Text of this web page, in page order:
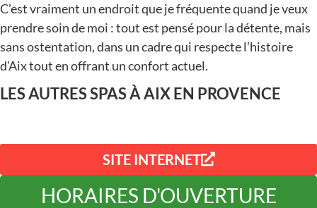
C’est vraiment un endroit que je fréquente quand je veux
prendre soin de moi : tout est pensé pour la détente, mais
sans ostentation, dans un cadre qui respecte l’histoire
d’Aix tout en offrant un confort actuel.
LES AUTRESSPASÀ AIX EN PROVENCE
SITE INTERNET
HORAIRES D'OUVERTURE